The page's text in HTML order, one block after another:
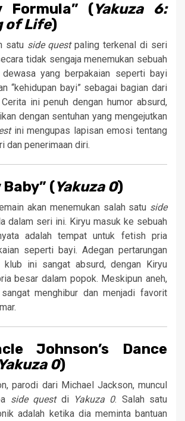
Formula” (Yakuza 6:
of Life)
satu side questpaling terkenal di seri
tidak sengaja menemukan sebuah
yang berpakaian seperti bayi
“kehidupan bayi” sebagai bagian dari
ini penuh dengan humor absurd,
dengan sentuhan yang mengejutkan
ini mengupas lapisan emosi tentang
dan penerimaan diri.
Baby” (Yakuza 0)
akan menemukan salah satu side
dalam seri ini. Kiryu masuk ke sebuah
adalah tempat untuk fetish pria
seperti bayi. Adegan pertarungan
ini sangat absurd, dengan Kiryu
besar dalam popok. Meskipun aneh,
menghibur dan menjadi favorit
Johnson’s Dance
Yakuza 0)
parodi dari Michael Jackson, muncul
side questdi Yakuza 0. Salah satu
adalah ketika dia meminta bantuan